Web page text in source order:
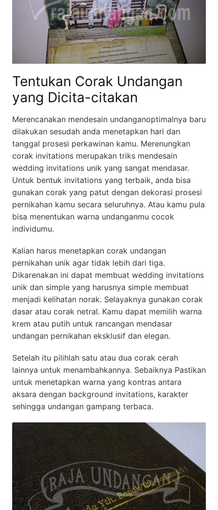
Tentukan Corak Undangan
yang Dicita-citakan
Merencanakan mendesain undanganoptimalnya baru
dilakukan sesudah anda menetapkan hari dan
tanggal prosesi perkawinan kamu. Merenungkan
corak invitations merupakan triks mendesain
wedding invitations unik yang sangat mendasar.
Untuk bentuk invitations yang terbaik, anda bisa
gunakan corak yang patut dengan dekorasi prosesi
pernikahan kamu secara seluruhnya. Atau kamu pula
bisa menentukan warna undanganmu cocok
individumu.
Kalian harus menetapkan corak undangan
pernikahan unik agar tidak lebih dari tiga.
Dikarenakan ini dapat membuat wedding invitations
unik dan simple yang harusnya simple membuat
menjadi kelihatan norak. Selayaknya gunakan corak
dasar atau corak netral. Kamu dapat memilih warna
krem atau putih untuk rancangan mendasar
undangan pernikahan eksklusif dan elegan.
Setelah itu pilihlah satu atau dua corak cerah
lainnya untuk menambahkannya. Sebaiknya Pastikan
untuk menetapkan warna yang kontras antara
aksara dengan background invitations, karakter
sehingga undangan gampang terbaca.